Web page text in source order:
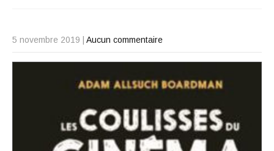
5 novembre 2019 Aucun commentaire